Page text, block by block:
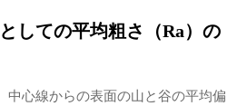
しての平均粗さ（Ra）の
中心線からの表面の山と谷の平均偏